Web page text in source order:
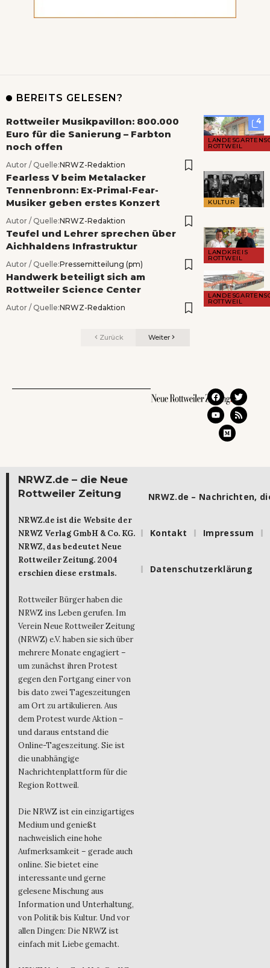
BEREITS GELESEN?
4
ROTTWEIL
Rottweiler Musikpavillon: 800.000
Euro für die Sanierung – Farbton
noch offen
Autor / Quelle:NRWZ-Redaktion
KULTUR
Fearless V beim Metalacker
Tennenbronn: Ex-Primal-Fear-
Musiker geben erstes Konzert
Autor / Quelle:NRWZ-Redaktion
LANDKREIS
ROTTWEIL
Teufel und Lehrer sprechen über
Aichhaldens Infrastruktur
Autor / Quelle:Pressemitteilung (pm)
ROTTWEIL
Handwerk beteiligt sich am
Rottweiler Science Center
Autor / Quelle:NRWZ-Redaktion
Zurück Weiter
NRWZ.de – die Neue
Rottweiler Zeitung
NRWZ.de ist die Website der
NRWZ Verlag GmbH & Co. KG.
NRWZ, das bedeutet Neue
Rottweiler Zeitung. 2004
erschien diese erstmals.
Rottweiler Bürger haben die
NRWZ ins Leben gerufen. Im
Verein Neue Rottweiler Zeitung
(NRWZ) e.V. haben sie sich über
mehrere Monate engagiert –
um zunächst ihren Protest
gegen den Fortgang einer von
bis dato zwei Tageszeitungen
am Ort zu artikulieren. Aus
dem Protest wurde Aktion –
und daraus entstand die
Online-Tageszeitung. Sie ist
die unabhängige
Nachrichtenplattform für die
Region Rottweil.
Die NRWZ ist ein einzigartiges
Medium und genießt
nachweislich eine hohe
Aufmerksamkeit – gerade auch
online. Sie bietet eine
interessante und gerne
gelesene Mischung aus
Information und Unterhaltung,
von Politik bis Kultur. Und vor
allen Dingen: Die NRWZ ist
einfach mit Liebe gemacht.
NRWZ.de – Nachrichten,
Kontakt Impressum
Datenschutzerklärung